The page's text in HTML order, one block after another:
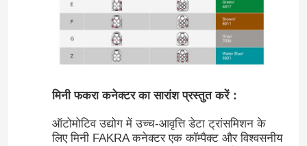
मिनी फकरा कनेक्टर का सारांश प्रस्तुत करें：
ऑटोमोटिव उद्योग में उच्च-आवृत्ति डेटा ट्रांसमिशन के
लिए मिनी FAKRA कनेक्टर एक कॉम्पैक्ट और विश्वसनीय